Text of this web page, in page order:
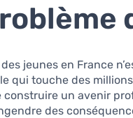
jeunes en France
qui touche des
construire un avenir
des